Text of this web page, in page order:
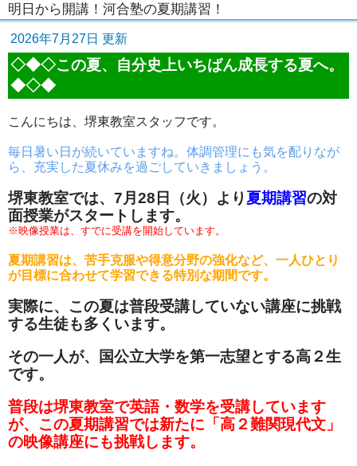
明日から開講！河合塾の夏期講習！
2026年7月27日 更新
◇◆◇この夏、自分史上いちばん成長する夏へ。
◆◇◆
こんにちは、堺東教室スタッフです。
毎日暑い日が続いていますね。体調管理にも気を配りなが
ら、充実した夏休みを過ごしていきましょう。
堺東教室では、7月28日（火）より 夏期講習の対
面授業がスタートします。
※映像授業は、すでに受講を開始しています。
夏期講習は、苦手克服や得意分野の強化など、一人ひとり
が目標に合わせて学習できる特別な期間です。
実際に、この夏は普段受講していない講座に挑戦
する生徒も多くいます。
その一人が、国公立大学を第一志望とする高２生
です。
普段は堺東教室で英語・数学を受講しています
が、この夏期講習では新たに「高２難関現代文」
の映像講座にも挑戦します。